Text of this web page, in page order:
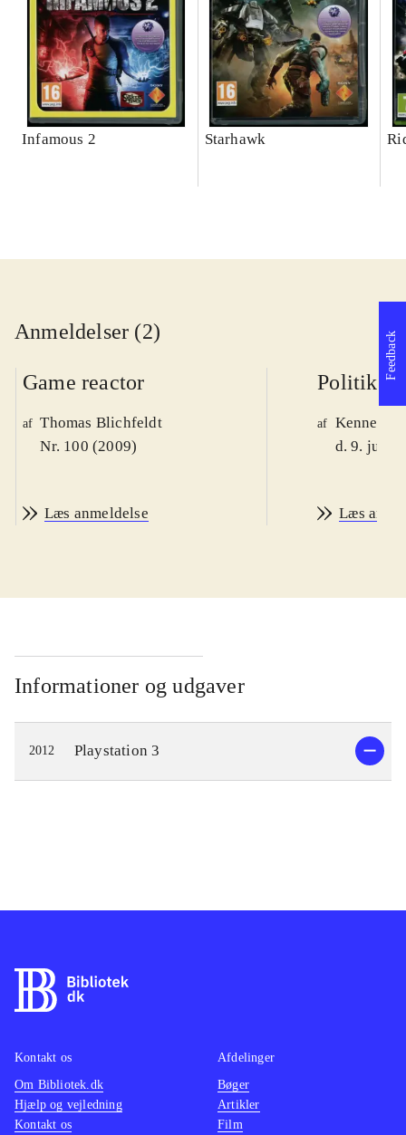
Infamous 2 Starhawk
Anmeldelser (2)
Game reactor
af Thomas Blichfeldt
Nr. 100 (2009)
Læs anmeldelse
Politiken
af Kenneth
d. 9. juni
Læs
Informationer og udgaver
2012 Playstation 3
Feedback
Kontakt os
Om Bibliotek.dk
Hjælp og vejledning
Kontakt os
Afdelinger
Bøger
Artikler
Film